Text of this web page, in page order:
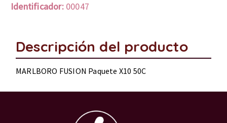
Identificador: 00047
Descripción del producto
MARLBORO FUSION Paquete X10 50C